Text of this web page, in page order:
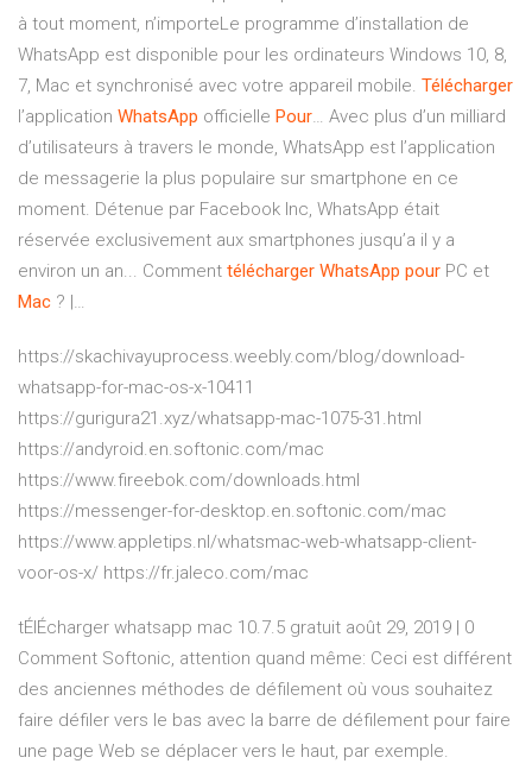
à tout moment, n’importeLe programme d’installation de
WhatsApp est disponible pour les ordinateurs Windows 10, 8,
7, Mac et synchronisé avec votre appareil mobile. Télécharger
l’application WhatsApp officielle Pour… Avec plus d’un milliard
d’utilisateurs à travers le monde, WhatsApp est l’application
de messagerie la plus populaire sur smartphone en ce
moment. Détenue par Facebook Inc, WhatsApp était
réservée exclusivement aux smartphones jusqu’a il y a
environ un an... Comment télécharger WhatsApp pour PC et
Mac ? |…
https://skachivayuprocess.weebly.com/blog/download-
whatsapp-for-mac-os-x-10411
https://gurigura21.xyz/whatsapp-mac-1075-31.html
https://andyroid.en.softonic.com/mac
https://www.fireebok.com/downloads.html
https://messenger-for-desktop.en.softonic.com/mac
https://www.appletips.nl/whatsmac-web-whatsapp-client-
voor-os-x/ https://fr.jaleco.com/mac
tÉlÉcharger whatsapp mac 10.7.5 gratuit août 29, 2019 | 0
Comment Softonic, attention quand même: Ceci est différent
des anciennes méthodes de défilement où vous souhaitez
faire défiler vers le bas avec la barre de défilement pour faire
une page Web se déplacer vers le haut, par exemple.